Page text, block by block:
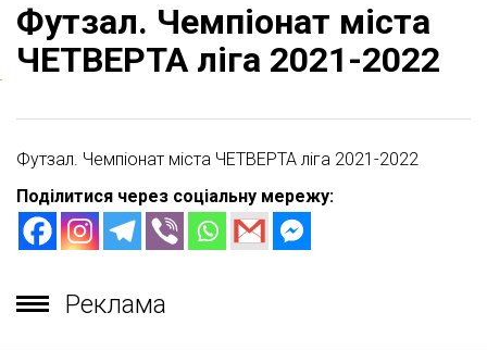
Футзал. Чемпіонат міста
ЧЕТВЕРТА ліга 2021-2022
Футзал. Чемпіонат міста ЧЕТВЕРТА ліга 2021-2022
Поділитися через соціальну мережу:
Реклама